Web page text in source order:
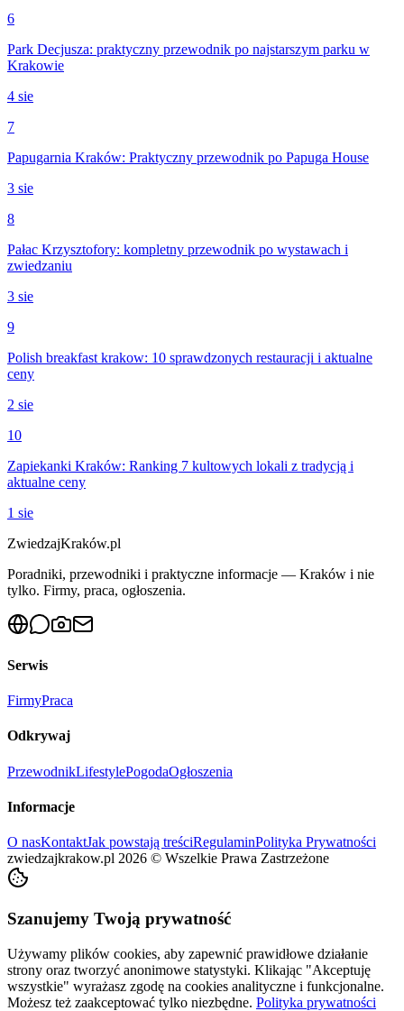
6
Park Decjusza: praktyczny przewodnik po najstarszym parku w
Krakowie
4 sie
7
Papugarnia Kraków: Praktyczny przewodnik po Papuga House
3 sie
8
Pałac Krzysztofory: kompletny przewodnik po wystawach i
zwiedzaniu
3 sie
9
Polish breakfast krakow: 10 sprawdzonych restauracji i aktualne
ceny
2 sie
10
Zapiekanki Kraków: Ranking 7 kultowych lokali z tradycją i
aktualne ceny
1 sie
ZwiedzajKraków.pl
Poradniki, przewodniki i praktyczne informacje — Kraków i nie
tylko. Firmy, praca, ogłoszenia.
Serwis
FirmyPraca
Odkrywaj
PrzewodnikLifestylePogodaOgłoszenia
Informacje
O nasKontaktJak powstają treściRegulaminPolityka Prywatności
zwiedzajkrakow.pl 2026 © Wszelkie Prawa Zastrzeżone
Szanujemy Twoją prywatność
Używamy plików cookies, aby zapewnić prawidłowe działanie
strony oraz tworzyć anonimowe statystyki. Klikając "Akceptuję
wszystkie" wyrażasz zgodę na cookies analityczne i funkcjonalne.
Możesz też zaakceptować tylko niezbędne. Polityka prywatności